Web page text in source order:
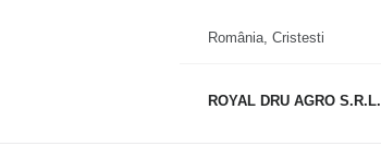
România, Cristesti
ROYAL DRU AGRO S.R.L.